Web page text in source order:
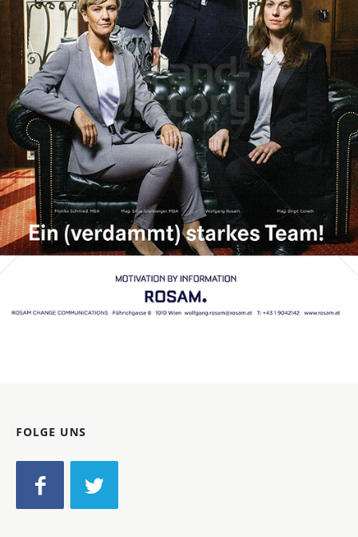
ROSAM CHANGE COMMUNICATIONS
ROSAM CHANGE COMMUNICATIONS GMBH
2016
Bild-ID: 72328
FOLGE UNS